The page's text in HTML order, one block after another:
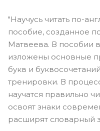
"Научусь читать по-
пособие, созданное
Матвеева. В пособии
изложены основные
букв и
тренировки. В
научатся правильно
освоят знаки
расширят словарный